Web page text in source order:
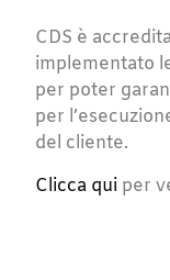
CDS è
implementato
per poter
per
del cliente.
Clicca qui per